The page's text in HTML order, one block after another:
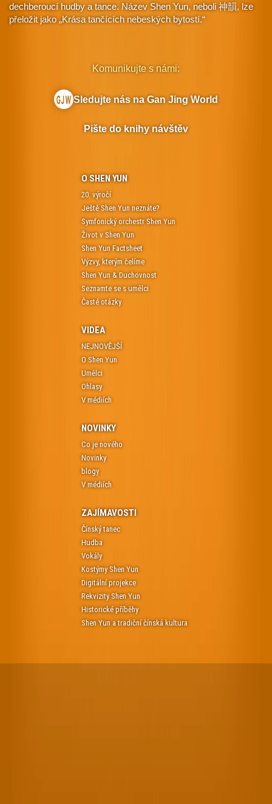
dechberoucí hudby a tance. Název Shen Yun, neboli 神韻, lze
přeložit jako „Krása tančících nebeských bytostí.“
O SHEN YUN
20. výročí
Ještě Shen Yun neznáte?
Symfonický orchestr Shen Yun
Život v Shen Yun
Shen Yun Factsheet
Výzvy, kterým čelíme
Shen Yun & Duchovnost
Seznamte se s umělci
Časté otázky
VIDEA
NEJNOVĚJŠÍ
O Shen Yun
Umělci
Ohlasy
V médiích
NOVINKY
Co je nového
Novinky
blogy
V médiích
ZAJÍMAVOSTI
Čínský tanec
Hudba
Vokály
Kostýmy Shen Yun
Digitální projekce
Rekvizity Shen Yun
Historické příběhy
Shen Yun a tradiční čínská kultura
Komunikujte s námi:
Sledujte nás na Gan Jing World
Pište do knihy návštěv